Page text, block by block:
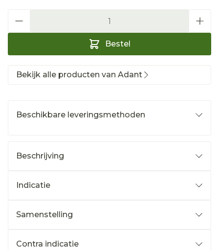
Bestel
Bekijk alle producten van Adant
Beschikbare leveringsmethoden
Beschrijving
Indicatie
Samenstelling
Contra indicatie